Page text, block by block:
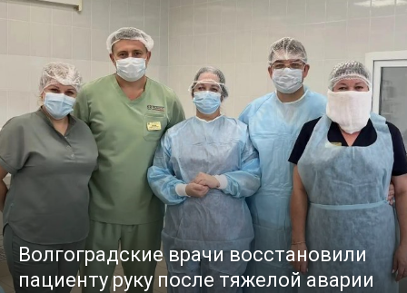
Волгоградские врачи восстановили
пациенту руку после тяжелой аварии